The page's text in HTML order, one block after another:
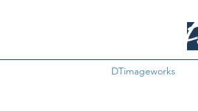
DTimageworks